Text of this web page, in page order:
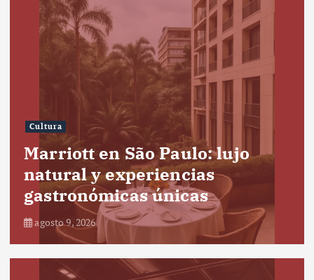
Cultura
Marriott en São Paulo: lujo
natural y experiencias
gastronómicas únicas
agosto 9, 2026